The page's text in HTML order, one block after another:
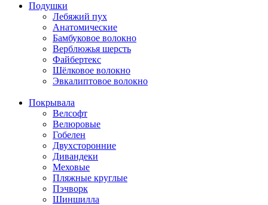
Подушки
Лебяжий пух
Анатомические
Бамбуковое волокно
Верблюжья шерсть
Файбертекс
Шёлковое волокно
Эвкалиптовое волокно
Покрывала
Велсофт
Велюровые
Гобелен
Двухсторонние
Дивандеки
Меховые
Пляжные круглые
Пэчворк
Шиншилла